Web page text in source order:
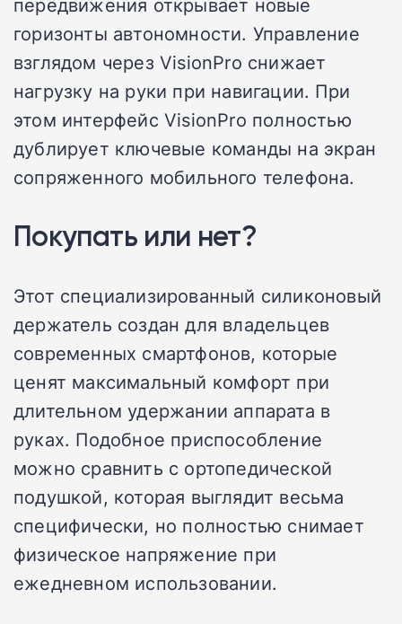
горизонты автономности. Управление
взглядом через VisionPro снижает
нагрузку на руки при навигации. При
этом интерфейс VisionPro полностью
дублирует ключевые команды на экран
сопряженного мобильного телефона.
Покупать или нет?
Этот специализированный силиконовый
держатель создан для владельцев
современных смартфонов, которые
ценят максимальный комфорт при
длительном удержании аппарата в
руках. Подобное приспособление
можно сравнить с ортопедической
подушкой, которая выглядит весьма
специфически, но полностью снимает
физическое напряжение при
ежедневном использовании.